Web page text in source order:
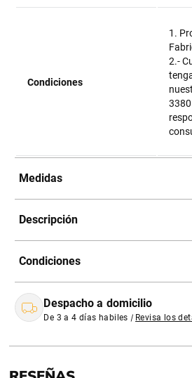
Condiciones
1.
2.-
Medidas
Descripción
Condiciones
Despacho a domicilio
De 3 a 4 días habiles | Revisa los